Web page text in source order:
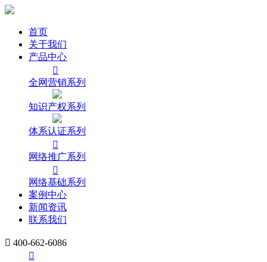
首页
关于我们
产品中心

全网营销系列
知识产权系列
体系认证系列

网络推广系列

网络基础系列
案例中心
新闻资讯
联系我们
 400-662-6086
